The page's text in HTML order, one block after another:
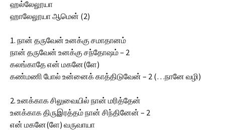
ஹல்லேலூயா
ஹாலேலூயா ஆமென் (2)
1. நான் தருவேன் உனக்கு சமாதானம்
நான் தருவேன் உனக்கு சந்தோஷம் – 2
கலங்காதே என் மகனே(ளே)
கண்மணி போல் உன்னைக் காத்திடுவேன் – 2 (…நானே வழி)
2. உனக்காக சிலுவையில் நான் மரித்தேன்
உனக்காக திருஇரத்தம் நான் சிந்தினேன் – 2
என் மகனே(ளே) வருவாயா